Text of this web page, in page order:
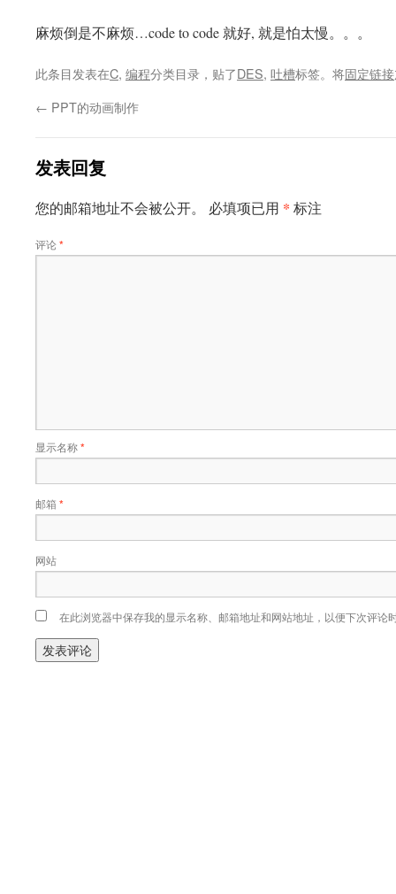
麻烦倒是不麻烦…code to code 就好, 就是怕太慢。。。
此条目发表在C, 编程分类目录，贴了DES, 吐槽标签。将固定链接
← PPT的动画制作
发表回复
您的邮箱地址不会被公开。 必填项已用 * 标注
评论*
显示名称*
邮箱 *
网站
在此浏览器中保存我的显示名称、邮箱地址和网站地址，以便下次评论